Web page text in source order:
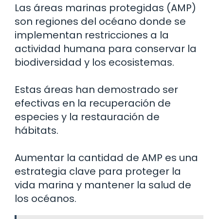
Las áreas marinas protegidas (AMP)
son regiones del océano donde se
implementan restricciones a la
actividad humana para conservar la
biodiversidad y los ecosistemas.
Estas áreas han demostrado ser
efectivas en la recuperación de
especies y la restauración de
hábitats.
Aumentar la cantidad de AMP es una
estrategia clave para proteger la
vida marina y mantener la salud de
los océanos.